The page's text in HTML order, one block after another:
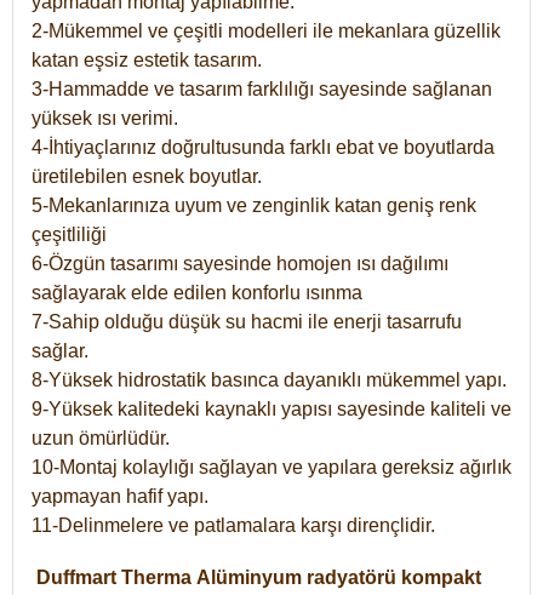
2-Mükemmel ve çeşitli modelleri ile mekanlara güzellik
katan eşsiz estetik tasarım.
3-Hammadde ve tasarım farklılığı sayesinde sağlanan
yüksek ısı verimi.
4-İhtiyaçlarınız doğrultusunda farklı ebat ve boyutlarda
üretilebilen esnek boyutlar.
5-Mekanlarınıza uyum ve zenginlik katan geniş renk
çeşitliliği
6-Özgün tasarımı sayesinde homojen ısı dağılımı
sağlayarak elde edilen konforlu ısınma
7-Sahip olduğu düşük su hacmi ile enerji tasarrufu
sağlar.
8-Yüksek hidrostatik basınca dayanıklı mükemmel yapı.
9-Yüksek kalitedeki kaynaklı yapısı sayesinde kaliteli ve
uzun ömürlüdür.
10-Montaj kolaylığı sağlayan ve yapılara gereksiz ağırlık
yapmayan hafif yapı.
11-Delinmelere ve patlamalara karşı dirençlidir.
Duffmart Therma Alüminyum radyatörü kompakt